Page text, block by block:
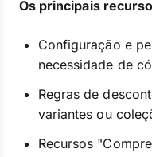
Os principais
Configuração e
necessidade de
Regras de
variantes ou
Recursos